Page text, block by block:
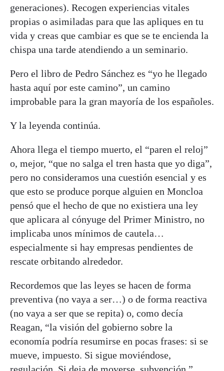
generaciones). Recogen experiencias vitales
propias o asimiladas para que las apliques en tu
vida y creas que cambiar es que se te encienda la
chispa una tarde atendiendo a un seminario.
Pero el libro de Pedro Sánchez es “yo he llegado
hasta aquí por este camino”, un camino
improbable para la gran mayoría de los españoles.
Y la leyenda continúa.
Ahora llega el tiempo muerto, el “paren el reloj”
o, mejor, “que no salga el tren hasta que yo diga”,
pero no consideramos una cuestión esencial y es
que esto se produce porque alguien en Moncloa
pensó que el hecho de que no existiera una ley
que aplicara al cónyuge del Primer Ministro, no
implicaba unos mínimos de cautela…
especialmente si hay empresas pendientes de
rescate orbitando alrededor.
Recordemos que las leyes se hacen de forma
preventiva (no vaya a ser…) o de forma reactiva
(no vaya a ser que se repita) o, como decía
Reagan, “la visión del gobierno sobre la
economía podría resumirse en pocas frases: si se
mueve, impuesto. Si sigue moviéndose,